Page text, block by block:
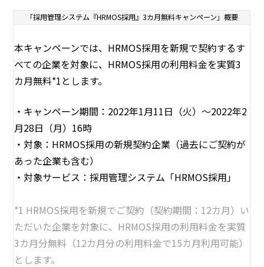
「採用管理システム『HRMOS採用』3カ月無料キャンペーン」概要
本キャンペーンでは、HRMOS採用を新規で契約するす
べての企業を対象に、HRMOS採用の利用料金を実質3
カ月無料*1とします。
・キャンペーン期間：2022年1月11日（火）～2022年2
月28日（月）16時
・対象：HRMOS採用の新規契約企業（過去にご契約が
あった企業も含む）
・対象サービス：採用管理システム「HRMOS採用」
*1 HRMOS採用を新規でご契約（契約期間：12カ月）い
ただいた企業を対象に、HRMOS採用の利用料金を実質
3カ月分無料（12カ月分の利用料金で15カ月利用可能）
とします。